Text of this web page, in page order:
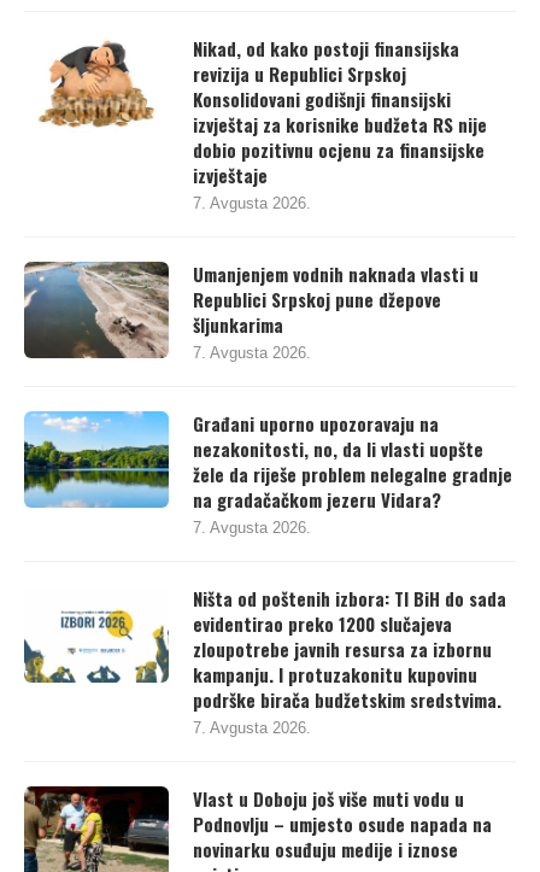
revizija u Republici Srpskoj
Konsolidovani godišnji finansijski
izvještaj za korisnike budžeta RS nije
dobio pozitivnu ocjenu za finansijske
izvještaje
7. Avgusta 2026.
Republici Srpskoj pune džepove
šljunkarima
7. Avgusta 2026.
nezakonitosti, no, da li vlasti uopšte
žele da riješe problem nelegalne gradnje
na gradačačkom jezeru Vidara?
7. Avgusta 2026.
evidentirao preko 1200 slučajeva
zloupotrebe javnih resursa za izbornu
kampanju. I protuzakonitu kupovinu
podrške birača budžetskim sredstvima.
7. Avgusta 2026.
Podnovlju – umjesto osude napada na
novinarku osuđuju medije i iznose
neistine